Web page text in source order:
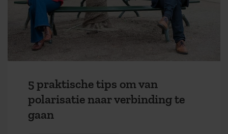
5 praktische tips om van
polarisatie naar verbinding te
gaan